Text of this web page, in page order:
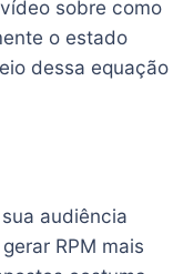
sobre como
o estado
dessa equação
audiência
RPM mais